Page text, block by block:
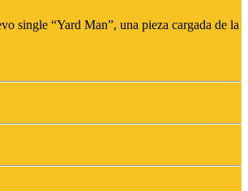
single “Yard Man”, una pieza cargada de la